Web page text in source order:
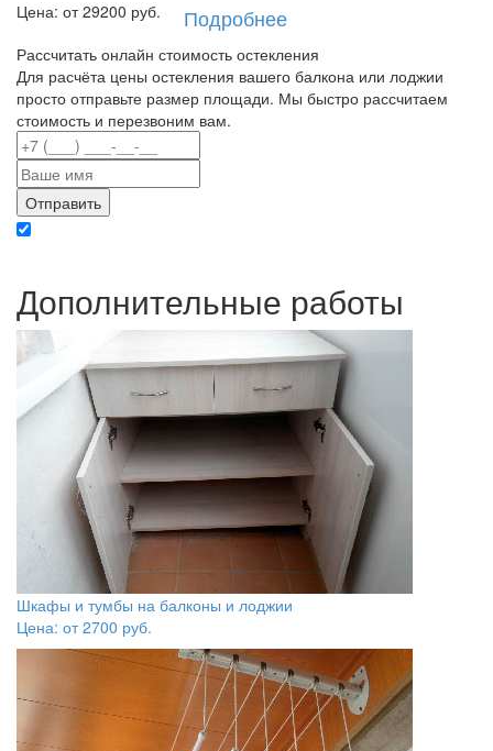
Цена: от29200 руб. Подробнее
Рассчитать онлайн стоимость остекления
Для расчёта цены остекления вашего балкона или лоджии
просто отправьте размер площади. Мы быстро рассчитаем
стоимость и перезвоним вам.
Дополнительные работы
Шкафы и тумбы на балконы и лоджии
Цена: от2700 руб.